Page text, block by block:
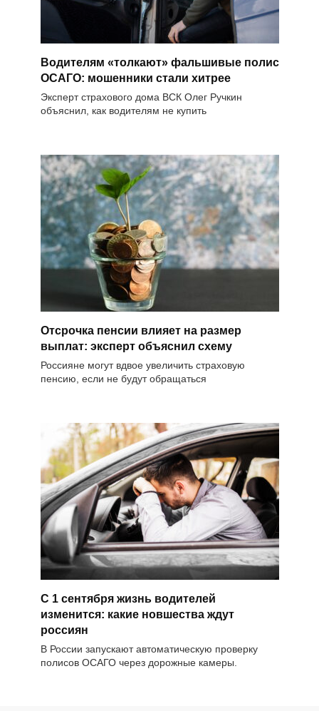
Водителям «толкают» фальшивые полис
ОСАГО: мошенники стали хитрее
Эксперт страхового дома ВСК Олег Ручкин
объяснил, как водителям не купить
Отсрочка пенсии влияет на размер
выплат: эксперт объяснил схему
Россияне могут вдвое увеличить страховую
пенсию, если не будут обращаться
С 1 сентября жизнь водителей
изменится: какие новшества ждут
россиян
В России запускают автоматическую проверку
полисов ОСАГО через дорожные камеры.